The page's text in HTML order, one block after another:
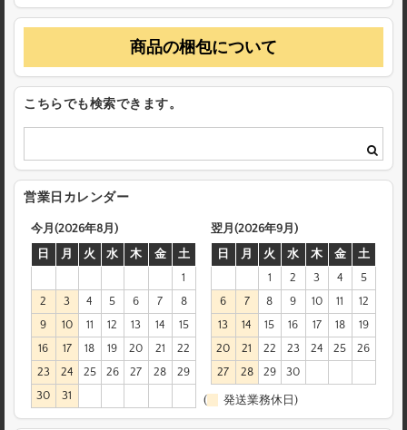
商品の梱包について
こちらでも検索できます。
営業日カレンダー
今月(2026年8月)
日
月 火 水 木 金
土
1
2
3 4 5 6 7
8
9
10 11 12 13 14
15
16
17 18 19 20 21
22
23
24 25 26 27 28
29
30
31
翌月(2026年9月)
日
月 火 水 木 金
土
1
2 3 4
5
6
7 8 9 10 11
12
13
14 15 16 17 18
19
20
21 22 23 24 25
26
27
28 29 30
( 発送業務休日)